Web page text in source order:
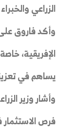
الزراعي
وأكد فاروق
الإفريقية،
يساهم في
وأشار وزير
فرص الاستثمار